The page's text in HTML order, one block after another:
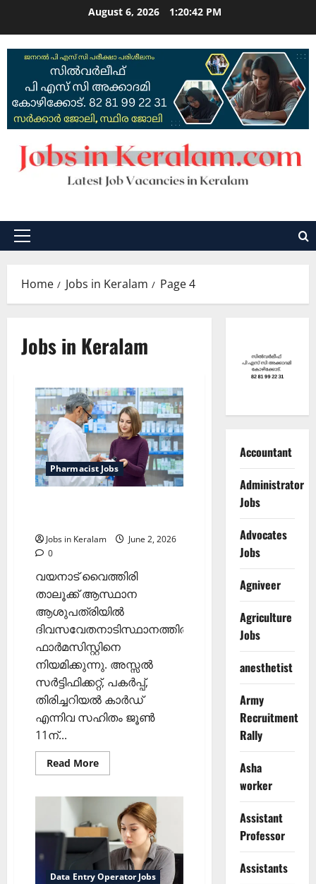
August 6, 2026 1:20:43 PM
Primary
Home Jobs in Keralam Page 4
Jobs in Keralam
Pharmacist Jobs
Jobs in Keralam
June 2, 2026
0
വയനാട്‌ വൈത്തിരി
താലൂക്ക് ആസ്ഥാന
ആശുപത്രിയില്‍
ദിവസവേതനാടിസ്ഥാനത്തില്‍
ഫാര്‍മസിസ്റ്റിനെ
നിയമിക്കുന്നു. അസ്സല്‍
സര്‍ട്ടിഫിക്കറ്റ്, പകര്‍പ്പ്,
തിരിച്ചറിയല്‍ കാര്‍ഡ്
എന്നിവ സഹിതം ജൂണ്‍
11ന്...
Read MoreRead
more
നിയമനം;
ജൂണ്‍
11ന്
അഭിമുഖം
Data Entry Operator Jobs
Accountant
Administrator
Jobs
Advocates
Jobs
Agniveer
Agriculture
Jobs
anesthetist
Army
Recruitment
Rally
Asha
worker
Assistant
Professor
Assistants